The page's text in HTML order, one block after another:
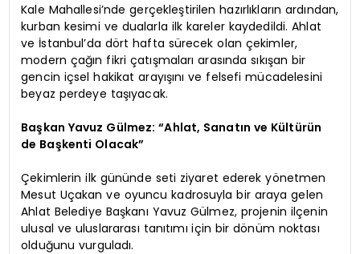
Kale Mahallesi’nde gerçekleştirilen hazırlıkların ardından,
kurban kesimi ve dualarla ilk kareler kaydedildi. Ahlat
ve İstanbul’da dört hafta sürecek olan çekimler,
modern çağın fikri çatışmaları arasında sıkışan bir
gencin içsel hakikat arayışını ve felsefi mücadelesini
beyaz perdeye taşıyacak.
Başkan Yavuz Gülmez: “Ahlat, Sanatın ve Kültürün
de Başkenti Olacak”
Çekimlerin ilk gününde seti ziyaret ederek yönetmen
Mesut Uçakan ve oyuncu kadrosuyla bir araya gelen
Ahlat Belediye Başkanı Yavuz Gülmez, projenin ilçenin
ulusal ve uluslararası tanıtımı için bir dönüm noktası
olduğunu vurguladı.